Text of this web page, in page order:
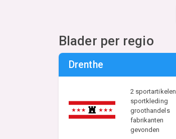
Blader per regio
Drenthe
2 sportartikelen
sportkleding
groothandels
fabrikanten
gevonden